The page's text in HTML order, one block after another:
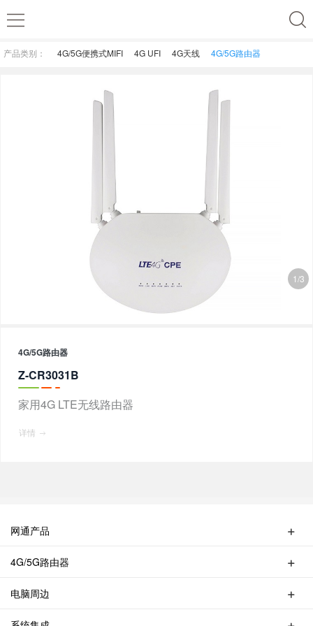
产品类别： 4G/5G便携式MIFI 4G UFI 4G天线 4G/5G路由器
1/3
4G/5G路由器
Z-CR3031B
家用4G LTE无线路由器
详情
网通产品
交换机
无线AP
4G/5G路由器
4G UFI
4G天线
电脑周边